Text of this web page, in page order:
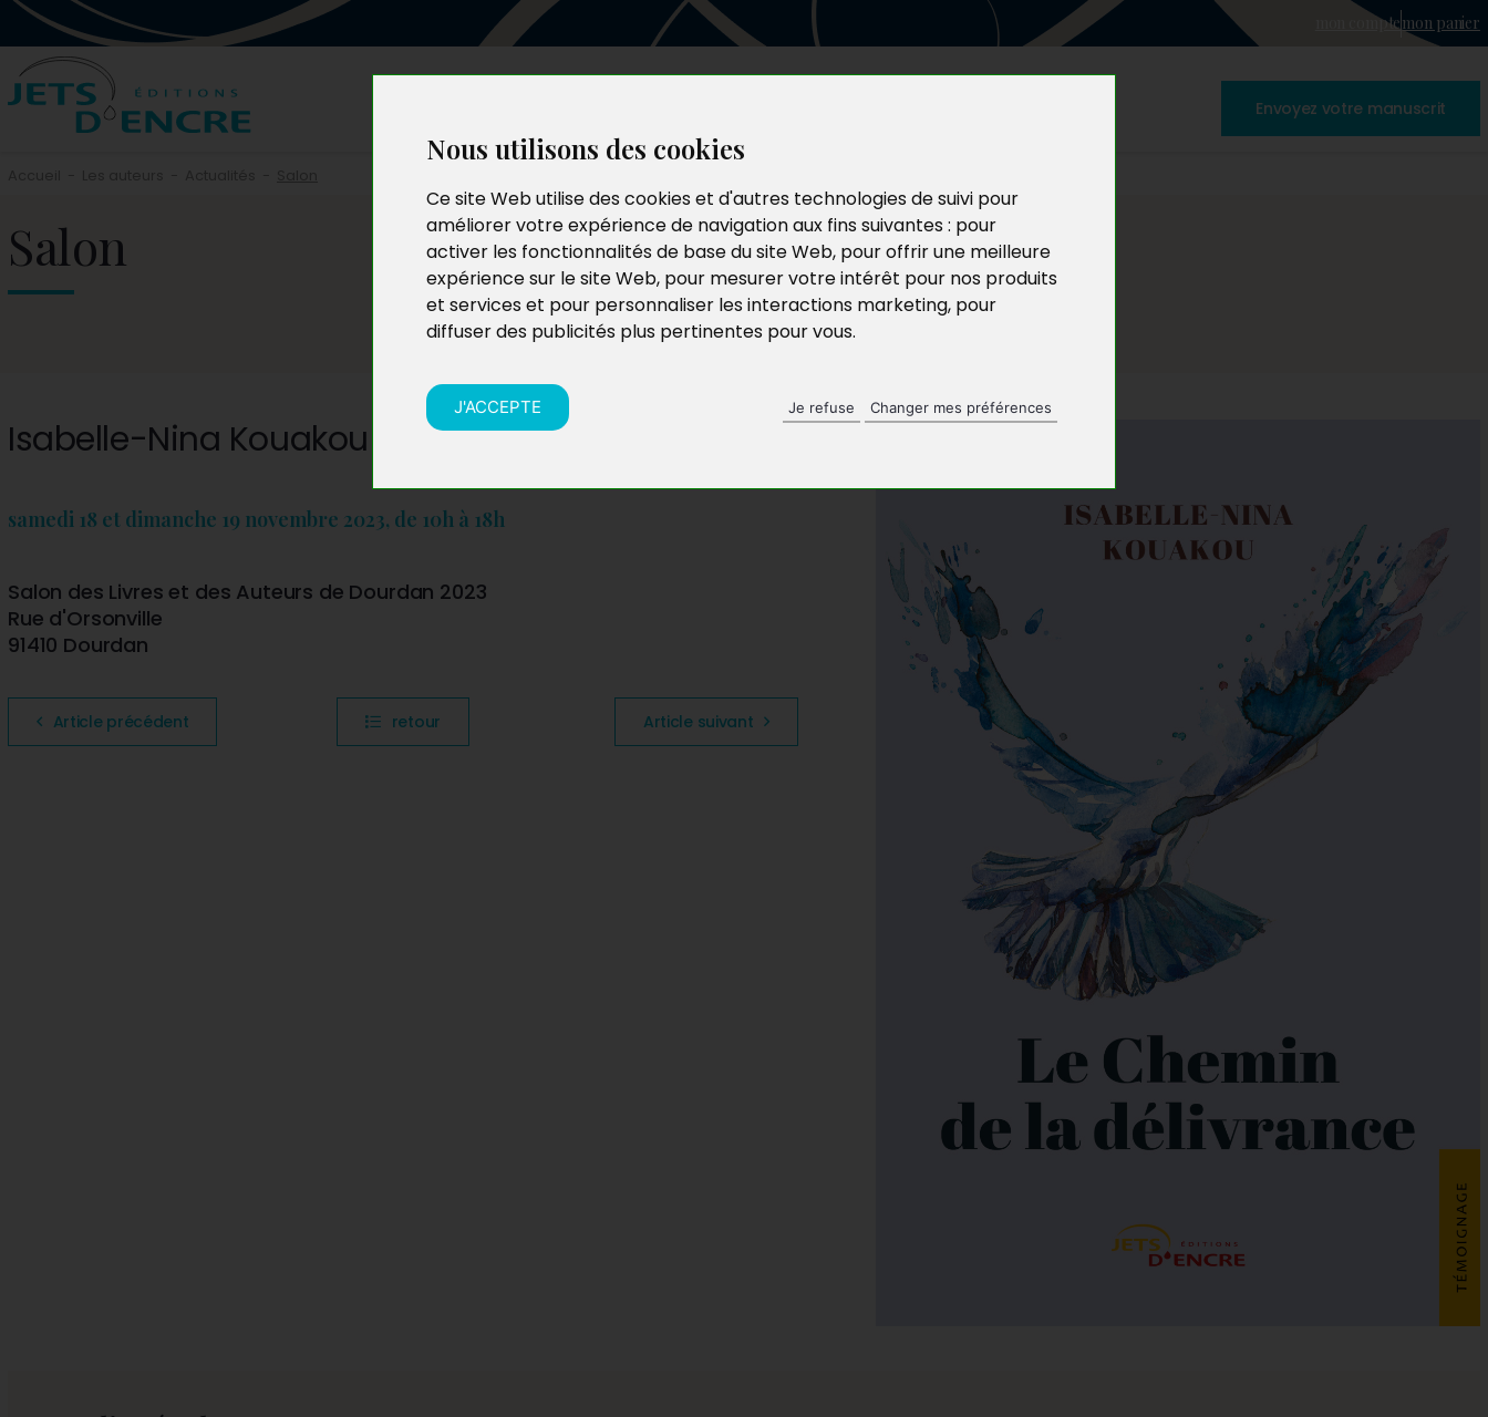
Nous utilisons des cookies
Ce site Web utilise des cookies et d'autres technologies de suivi pour
améliorer votre expérience de navigation aux fins suivantes : pour
activer les fonctionnalités de base du site Web, pour offrir une meilleure
expérience sur le site Web, pour mesurer votre intérêt pour nos produits
et services et pour personnaliser les interactions marketing, pour
diffuser des publicités plus pertinentes pour vous.
J'ACCEPTE Je refuse Changer mes préférences
mon comptemon panier
Envoyez votre manuscrit
Salon
Isabelle-Nina Kouakou
samedi 18 et dimanche 19 novembre 2023, de 10h à 18h
Salon des Livres et des Auteurs de Dourdan 2023
Rue d'Orsonville
91410 Dourdan
Article précédent retour Article suivant